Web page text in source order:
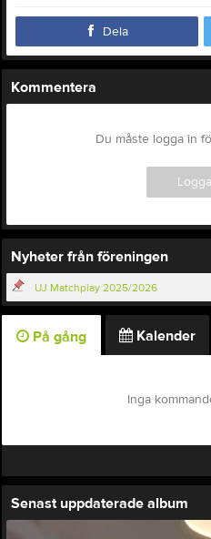
Dela
Kommentera
Du måste logga in
Nyheter från föreningen
UJ Matchplay 2025/2026
På gång Kalender
Inga
Senast uppdaterade album